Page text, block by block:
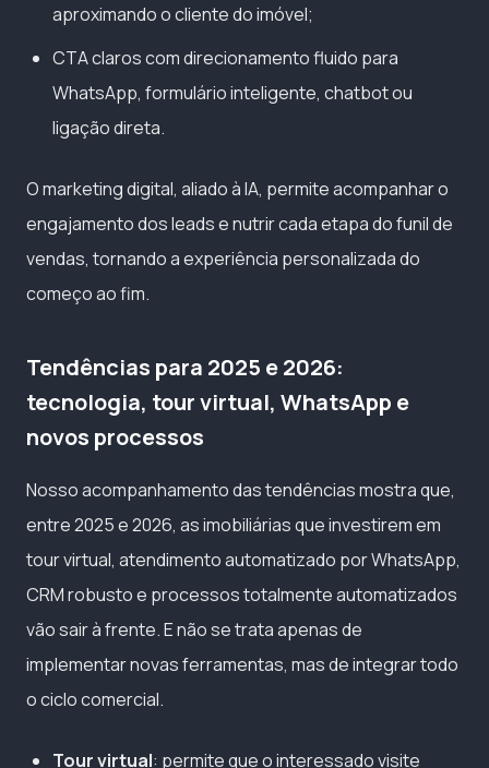
aproximando o cliente do imóvel;
CTA claros com direcionamento fluido para
WhatsApp, formulário inteligente, chatbot ou
ligação direta.
O marketing digital, aliado à IA, permite acompanhar o
engajamento dos leads e nutrir cada etapa do funil de
vendas, tornando a experiência personalizada do
começo ao fim.
Tendências para 2025 e 2026:
tecnologia, tour virtual, WhatsApp e
novos processos
Nosso acompanhamento das tendências mostra que,
entre 2025 e 2026, as imobiliárias que investirem em
tour virtual, atendimento automatizado por WhatsApp,
CRM robusto e processos totalmente automatizados
vão sair à frente. E não se trata apenas de
implementar novas ferramentas, mas de integrar todo
o ciclo comercial.
Tour virtual: permite que o interessado visite